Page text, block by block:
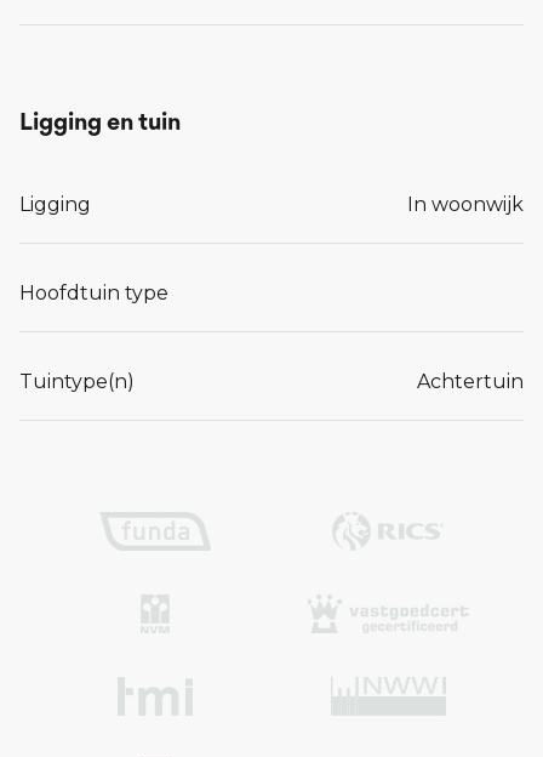
Ligging en tuin
Ligging In woonwijk
Hoofdtuin type
Tuintype(n) Achtertuin